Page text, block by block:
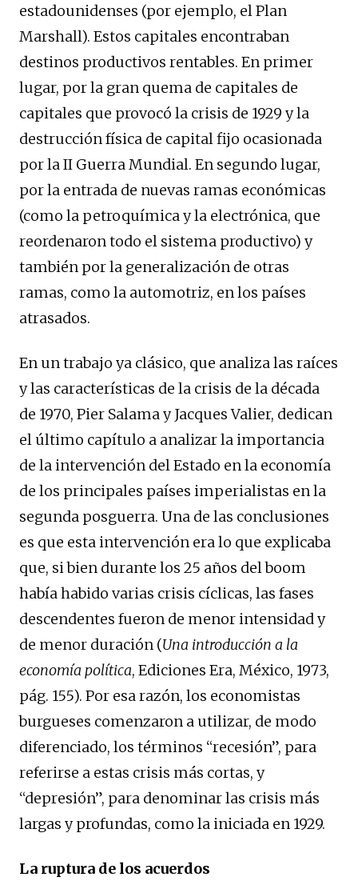
estadounidenses (por ejemplo, el Plan
Marshall). Estos capitales encontraban
destinos productivos rentables. En primer
lugar, por la gran quema de capitales de
capitales que provocó la crisis de 1929 y la
destrucción física de capital fijo ocasionada
por la II Guerra Mundial. En segundo lugar,
por la entrada de nuevas ramas económicas
(como la petroquímica y la electrónica, que
reordenaron todo el sistema productivo) y
también por la generalización de otras
ramas, como la automotriz, en los países
atrasados.
En un trabajo ya clásico, que analiza las raíces
y las características de la crisis de la década
de 1970, Pier Salama y Jacques Valier, dedican
el último capítulo a analizar la importancia
de la intervención del Estado en la economía
de los principales países imperialistas en la
segunda posguerra. Una de las conclusiones
es que esta intervención era lo que explicaba
que, si bien durante los 25 años del boom
había habido varias crisis cíclicas, las fases
descendentes fueron de menor intensidad y
de menor duración (Una introducción a la
economía política, Ediciones Era, México, 1973,
pág. 155). Por esa razón, los economistas
burgueses comenzaron a utilizar, de modo
diferenciado, los términos “recesión”, para
referirse a estas crisis más cortas, y
“depresión”, para denominar las crisis más
largas y profundas, como la iniciada en 1929.
La ruptura de los acuerdos